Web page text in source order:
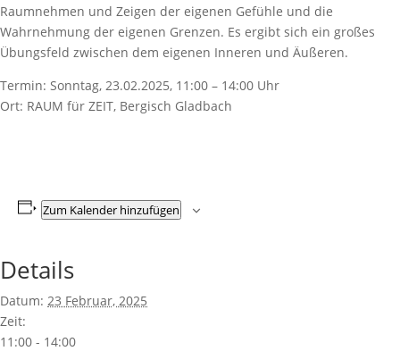
Raumnehmen und Zeigen der eigenen Gefühle und die
Wahrnehmung der eigenen Grenzen. Es ergibt sich ein großes
Übungsfeld zwischen dem eigenen Inneren und Äußeren.
Termin: Sonntag, 23.02.2025, 11:00 – 14:00 Uhr
Ort: RAUM für ZEIT, Bergisch Gladbach
Zum Kalender hinzufügen
Details
Datum: 23 Februar, 2025
Zeit:
11:00 - 14:00